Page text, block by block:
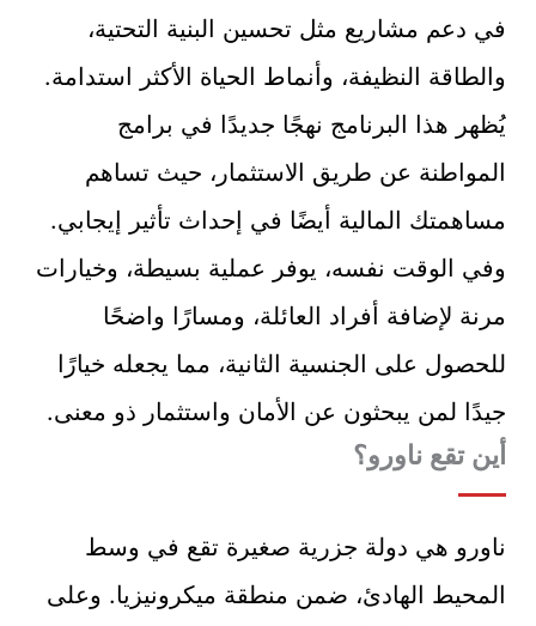
في دعم مشاريع مثل تحسين البنية التحتية،
والطاقة النظيفة، وأنماط الحياة الأكثر استدامة.
يُظهر هذا البرنامج نهجًا جديدًا في برامج
المواطنة عن طريق الاستثمار، حيث تساهم
مساهمتك المالية أيضًا في إحداث تأثير إيجابي.
وفي الوقت نفسه، يوفر عملية بسيطة، وخيارات
مرنة لإضافة أفراد العائلة، ومسارًا واضحًا
للحصول على الجنسية الثانية، مما يجعله خيارًا
جيدًا لمن يبحثون عن الأمان واستثمار ذو معنى.
أين تقع ناورو؟
ناورو هي دولة جزرية صغيرة تقع في وسط
المحيط الهادئ، ضمن منطقة ميكرونيزيا. وعلى